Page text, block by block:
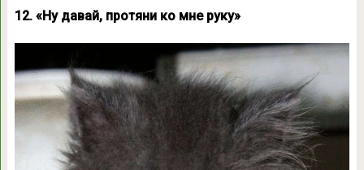
12. «Ну давай, протяни ко мне руку»